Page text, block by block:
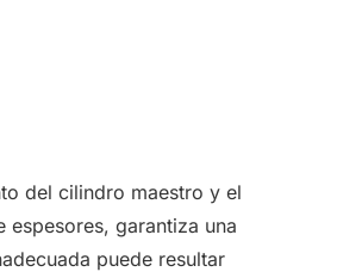
del cilindro maestro y el
garantiza una
puede resultar